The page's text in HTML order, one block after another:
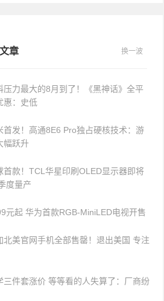
章 换一波
压力最大的8月到了！《黑神话》全平
惠：史低
首发！高通8E6 Pro独占硬核技术：游
幅跃升
首款！TCL华星印刷OLED显示器即将
度量产
元起 华为首款RGB-MiniLED电视开售
北美官网手机全部售罄！退出美国 专注
三件套涨价 等等看的人失算了：厂商纷